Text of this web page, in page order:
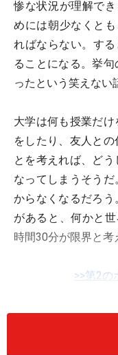
惨な状況が理解で
めには朝少なくと
ればならない。す
ることになる。挙
ったという笑えない
大学は何も授業だ
をしたり、友人と
とを考えれば、ど
なってしまうそう
からなくなるだろ
があると、何かと
時間30分が限界と考
>>第2の